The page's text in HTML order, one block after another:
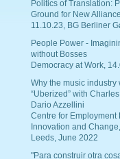
Politics of Translation:
Ground for New
11.10.23, BG Berliner
People Power -
without Bosses
Democracy at Work,
Why the music industry
“Uberized” with
Dario Azzellini
Centre for Employment
Innovation and
Leeds, June 2022
"Para construir otra